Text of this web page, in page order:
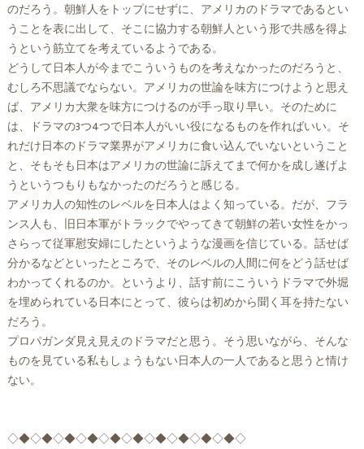
のだろう。朝鮮人をトップにせずに、アメリカのドラマであるとい
うことを表に出して、そこに協力する朝鮮人という形で共感を得よ
うという筋立てを考えているようである。
どうして日本人が今までこういうものを考えなかったのだろうと、
むしろ不思議でならない。アメリカの世論を味方につけようと思え
ば、アメリカ大衆を味方につけるのが手っ取り早い。そのために
は、ドラマの3つ4つで日本人がいい役になるものを作ればいい。そ
れだけ日本のドラマ業界がアメリカに食い込んでいないということ
と、そもそも日本はアメリカの世論に訴えてまで何かを成し遂げよ
うというつもりもなかったのだろうと感じる。
アメリカ人の知性のレベルを日本人はよく知っている。だが、フラ
ンス人も、旧日本軍がトラックでやってきて朝鮮の若い女性をかっ
さらって従軍慰安婦にしたというような漫画を信じている。話せば
分かるなどといったところで、そのレベルの人間に何をどう話せば
わかってくれるのか。というより、話す前にこういうドラマで外堀
を埋められている日本にとって、彼らは初めから聞く耳を持たない
だろう。
プロパガンダ見え見えのドラマだと思う。そう思いながら、そんな
ものを見ている私もしょうもない日本人の一人であると思うと情け
ない。
◇◆◇◆◇◆◇◆◇◆◇◆◇◆◇◆◇◆◇◆◇